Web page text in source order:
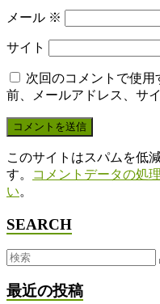
メール ※
サイト
次回のコメントで使
前、メールアドレス、サ
このサイトはスパムを低
す。
コメントデータの処
い。
SEARCH
最近の投稿